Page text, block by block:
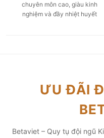
chuyên môn cao, giàu kinh
nghiệm và đầy nhiệt huyết
ƯU ĐÃI
Betaviet – Quy tụ đội ngũ